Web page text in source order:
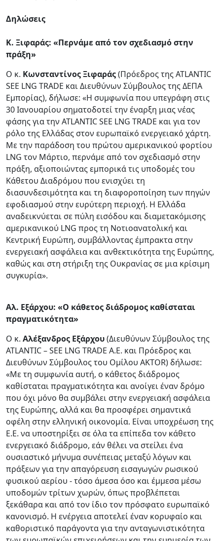
Δηλώσεις
Κ. Ξιφαράς: «Περνάμε από τον σχεδιασμό στην
πράξη»
Ο κ. Κωνσταντίνος Ξιφαράς(Πρόεδρος της ATLANTIC
SEE LNG TRADE και Διευθύνων Σύμβουλος της ΔΕΠΑ
Εμπορίας), δήλωσε: «Η συμφωνία που υπεγράφη στις
30 Ιανουαρίου σηματοδοτεί την έναρξη μιας νέας
φάσης για την ATLANTIC SEE LNG TRADE και για τον
ρόλο της Ελλάδας στον ευρωπαϊκό ενεργειακό χάρτη.
Με την παράδοση του πρώτου αμερικανικού φορτίου
LNG τον Μάρτιο, περνάμε από τον σχεδιασμό στην
πράξη, αξιοποιώντας εμπορικά τις υποδομές του
Κάθετου Διαδρόμου που ενισχύει τη
διασυνδεσιμότητα και τη διαφοροποίηση των πηγών
εφοδιασμού στην ευρύτερη περιοχή. Η Ελλάδα
αναδεικνύεται σε πύλη εισόδου και διαμετακόμισης
αμερικανικού LNG προς τη Νοτιοανατολική και
Κεντρική Ευρώπη, συμβάλλοντας έμπρακτα στην
ενεργειακή ασφάλεια και ανθεκτικότητα της Ευρώπης,
καθώς και στη στήριξη της Ουκρανίας σε μια κρίσιμη
συγκυρία».
Αλ. Εξάρχου: «Ο κάθετος διάδρομος καθίσταται
πραγματικότητα»
Ο κ. Αλέξανδρος Εξάρχου(Διευθύνων Σύμβουλος της
ATLANTIC – SEE LNG TRADE Α.Ε. και Πρόεδρος και
Διευθύνων Σύμβουλος του Ομίλου AKTOR) δήλωσε:
«Με τη συμφωνία αυτή, ο κάθετος διάδρομος
καθίσταται πραγματικότητα και ανοίγει έναν δρόμο
που όχι μόνο θα συμβάλει στην ενεργειακή ασφάλεια
της Ευρώπης, αλλά και θα προσφέρει σημαντικά
οφέλη στην ελληνική οικονομία. Είναι υποχρέωση της
Ε.Ε. να υποστηρίξει σε όλα τα επίπεδα τον κάθετο
ενεργειακό διάδρομο, εάν θέλει να στείλει ένα
ουσιαστικό μήνυμα συνέπειας μεταξύ λόγων και
πράξεων για την απαγόρευση εισαγωγών ρωσικού
φυσικού αερίου - τόσο άμεσα όσο και έμμεσα μέσω
υποδομών τρίτων χωρών, όπως προβλέπεται
ξεκάθαρα και από τον ίδιο τον πρόσφατο ευρωπαϊκό
κανονισμό. Η ενέργεια αποτελεί έναν κορυφαίο και
καθοριστικό παράγοντα για την ανταγωνιστικότητα